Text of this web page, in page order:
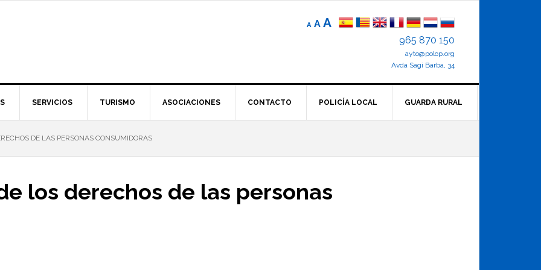
A
Reducir
elA Tamaño
AAumentar
de
letra
965 870 150
ayto@polop.org
Avda Sagi Barba, 34
SERVICIOS TURISMO ASOCIACIONES CONTACTO POLICÍA LOCAL GUARDA RURAL
DE LAS PERSONAS CONSUMIDORAS
los derechos de las personas